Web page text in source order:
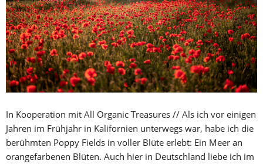
In Kooperation mit All Organic Treasures // Als ich vor einigen
Jahren im Frühjahr in Kalifornien unterwegs war, habe ich die
berühmten Poppy Fields in voller Blüte erlebt: Ein Meer an
orangefarbenen Blüten. Auch hier in Deutschland liebe ich im